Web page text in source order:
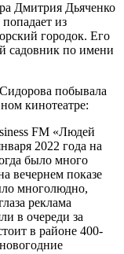
Дмитрия Дьяченко
из
городок. Его
садовник по имени
побывала
кинотеатре:
FM «Людей
2022 года на
было много
вечернем показе
многолюдно,
реклама
в очереди за
в районе 400-